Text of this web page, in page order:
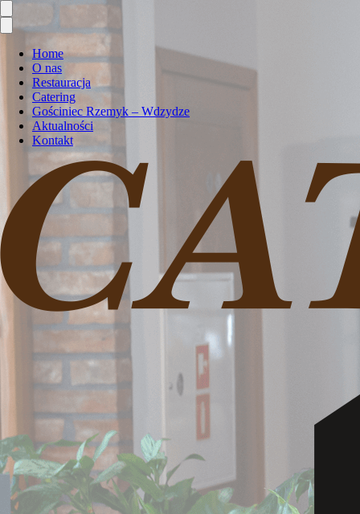
Home
O nas
Restauracja
Catering
Gościniec Rzemyk – Wdzydze
Aktualności
Kontakt